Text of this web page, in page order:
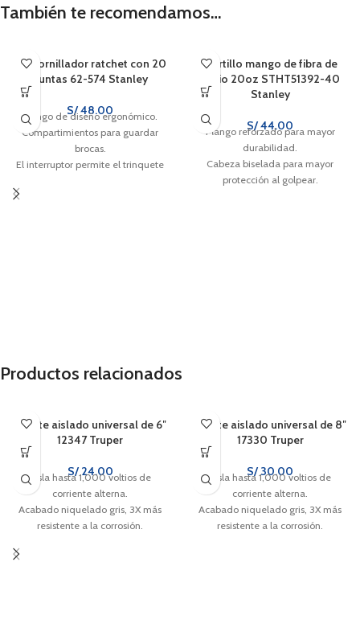
También te recomendamos…
Destornillador ratchet con 20
puntas 62-574 Stanley
S/48.00
Mango de diseño ergonómico.
Compartimientos para guardar
brocas.
El interruptor permite el trinquete
Martillo mango de fibra de
vidrio 20oz STHT51392-40
Stanley
S/44.00
Mango reforzado para mayor
durabilidad.
Cabeza biselada para mayor
protección al golpear.
Productos relacionados
Alicate aislado universal de 6″
12347 Truper
S/24.00
Aísla hasta 1,000 voltios de
corriente alterna.
Acabado niquelado gris, 3X más
resistente a la corrosión.
Alicate aislado universal de 8″
17330 Truper
S/30.00
Aísla hasta 1,000 voltios de
corriente alterna.
Acabado niquelado gris, 3X más
resistente a la corrosión.